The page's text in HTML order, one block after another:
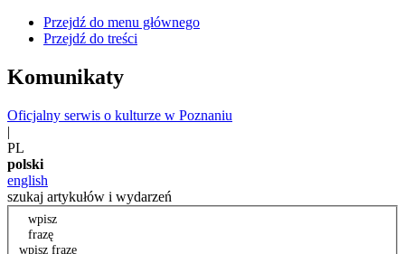
Przejdź do menu głównego
Przejdź do treści
Komunikaty
Oficjalny serwis o kulturze w Poznaniu
|
PL
polski
english
szukaj artykułów i wydarzeń
wpisz
frazę
wpisz frazę